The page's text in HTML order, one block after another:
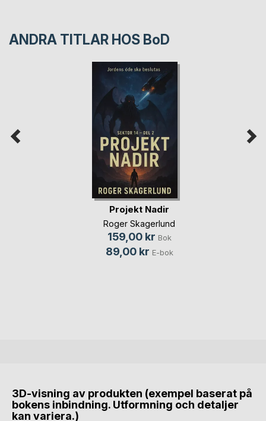
ANDRA TITLAR HOS BoD
Projekt Nadir
Roger Skagerlund
159,00 kr Bok
89,00 kr E-bok
3D-visning av produkten (exempel baserat på
bokens inbindning. Utformning och detaljer
kan variera.)